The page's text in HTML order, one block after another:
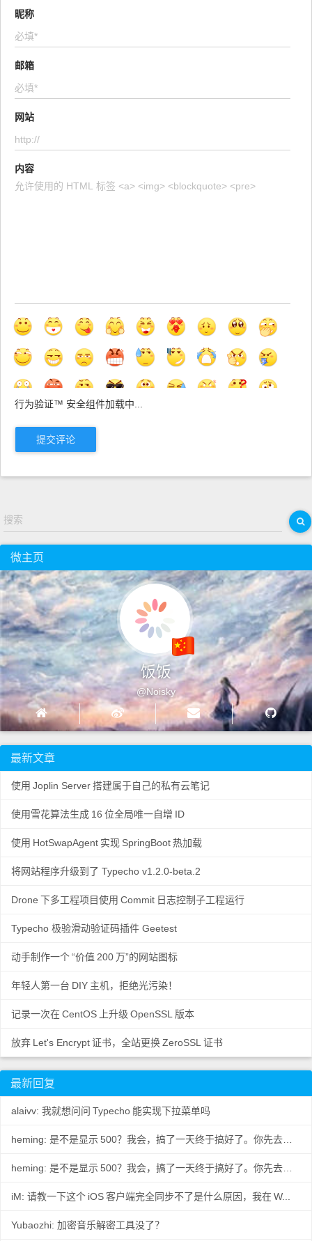
昵称
邮箱
网站
内容
行为验证™ 安全组件加载中...
提交评论
搜索
微主页
饭饭
@Noisky
最新文章
使用 Joplin Server搭建属于自己的私有云笔记
使用雪花算法生成 16 位全局唯一自增 ID
使用 HotSwapAgent 实现 SpringBoot热加载
将网站程序升级到了 Typecho v1.2.0-beta.2
Drone 下多工程项目使用 Commit 日志控制子工程运行
Typecho 极验滑动验证码插件 Geetest
动手制作一个“价值 200万”的网站图标
年轻人第一台 DIY 主机，拒绝光污染！
记录一次在CentOS 上升级 OpenSSL 版本
放弃 Let's Encrypt证书，全站更换ZeroSSL 证书
最新回复
alaivv: 我就想问问 Typecho 能实现下拉菜单吗
heming: 是不是显示500？我会，搞了一天终于搞好了。你先去数据
heming: 是不是显示500？我会，搞了一天终于搞好了。你先去数据
iM: 请教一下这个 iOS客户端完全同步不了是什么原因，我在W...
Yubaozhi: 加密音乐解密工具没了？